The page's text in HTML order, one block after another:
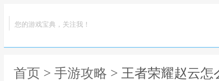
您的游戏宝典，关注我！
首页 > 手游攻略 > 王者荣耀赵云